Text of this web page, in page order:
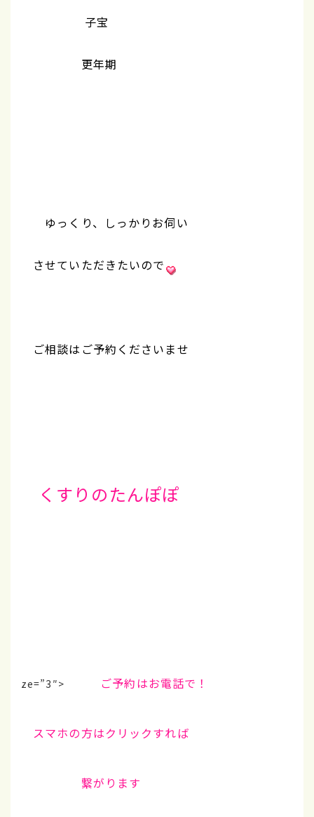
子宝
更年期
ゆっくり、しっかりお伺い
させていただきたいので
ご相談はご予約くださいませ
くすりのたんぽぽ
ze=”3″> ご予約はお電話で！
スマホの方はクリックすれば
繋がります